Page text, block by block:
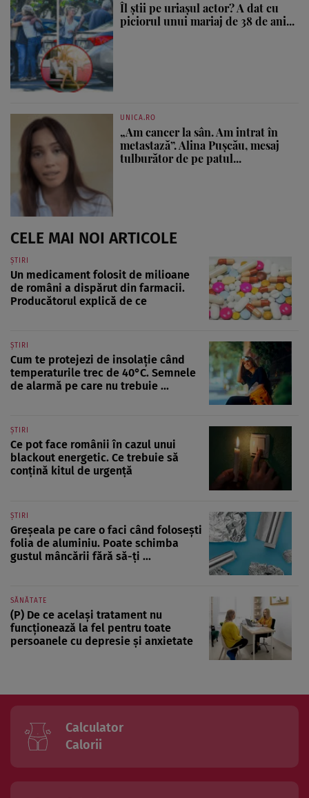
Îl știi pe uriașul actor? A dat cu
piciorul unui mariaj de 38 de ani...
UNICA.RO
„Am cancer la sân. Am intrat în
metastază”. Alina Pușcău, mesaj
tulburător de pe patul...
CELE MAI NOI ARTICOLE
ȘTIRI
Un medicament folosit de milioane
de români a dispărut din farmacii.
Producătorul explică de ce
ȘTIRI
Cum te protejezi de insolație când
temperaturile trec de 40°C. Semnele
de alarmă pe care nu trebuie ...
ȘTIRI
Ce pot face românii în cazul unui
blackout energetic. Ce trebuie să
conțină kitul de urgență
ȘTIRI
Greșeala pe care o faci când folosești
folia de aluminiu. Poate schimba
gustul mâncării fără să-ți ...
SĂNĂTATE
(P) De ce același tratament nu
funcționează la fel pentru toate
persoanele cu depresie și anxietate
Calculator
Calorii